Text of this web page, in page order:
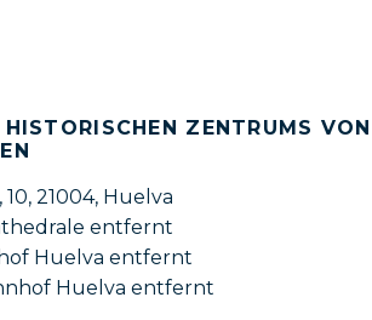
ZENTRUMS VON H
21004, Huelva
entfernt
Huelva entfernt
Huelva entfernt